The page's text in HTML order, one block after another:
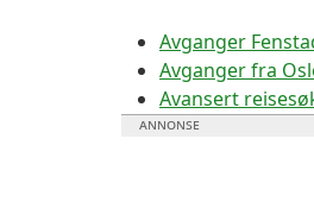
Avganger
Avganger fra
Avansert